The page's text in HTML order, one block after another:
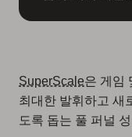
SuperScale은 게임
최대한 발휘하고 새
도록 돕는 풀 퍼널